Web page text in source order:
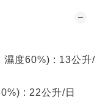
濕度60%) : 13公升/
: 22公升/日